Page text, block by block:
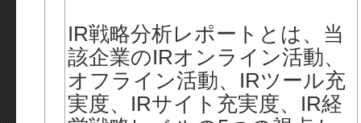
IR戦略分析レポートとは、当
該企業のIRオンライン活動、
オフライン活動、IRツール充
実度、IRサイト充実度、IR経